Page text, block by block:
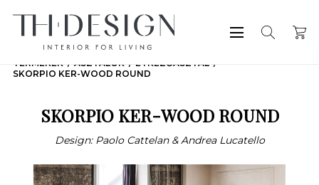
TERMÉKEK ASZTALOK
ÉTKEZŐASZTAL
SKORPIO KER-WOOD ROUND
SKORPIO KER-WOOD ROUND
Design: Paolo Cattelan & Andrea Lucatello